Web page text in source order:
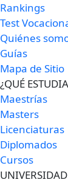
Rankings
Test
Quiénes
Guías
Mapa de Sitio
¿QUÉ
Maestrías
Masters
Licenciaturas
Diplomados
Cursos